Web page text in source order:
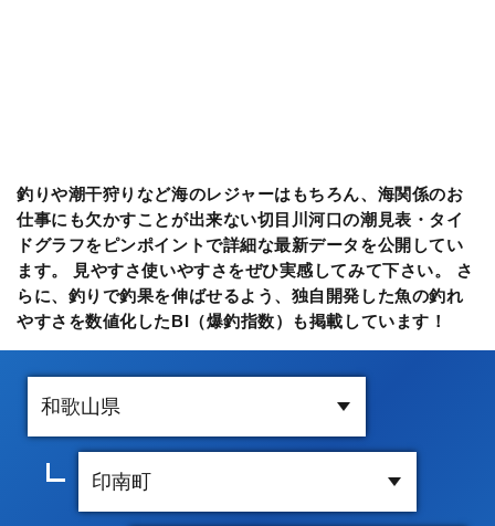
釣りや潮干狩りなど海のレジャーはもちろん、海関係のお
仕事にも欠かすことが出来ない切目川河口の潮見表・タイ
ドグラフをピンポイントで詳細な最新データを公開してい
ます。 見やすさ使いやすさをぜひ実感してみて下さい。 さ
らに、釣りで釣果を伸ばせるよう、独自開発した魚の釣れ
やすさを数値化したBI（爆釣指数）も掲載しています！